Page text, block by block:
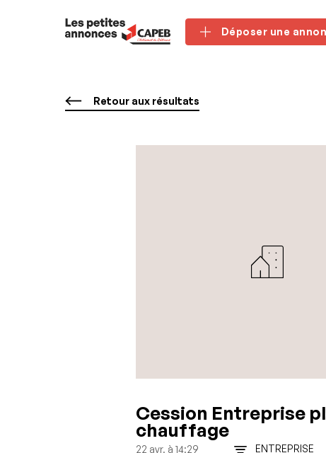
Déposer une
Retour aux résultats
Cession Entreprise
chauffage
22 avr. à 14:29 ENTREPRISE